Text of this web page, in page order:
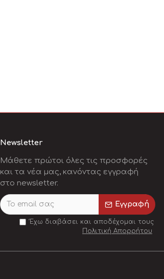
Newsletter
Μάθετε πρώτοι όλες τις προσφορές
και τα νέα μας, κανόντας εγγραφή
στο newsletter.
Εγγραφή
Έχω διαβάσει και αποδέχομαι τους
Πολιτική Απορρήτου